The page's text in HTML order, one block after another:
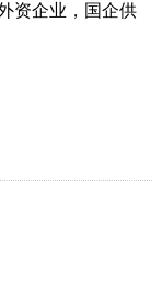
资企业，国企供